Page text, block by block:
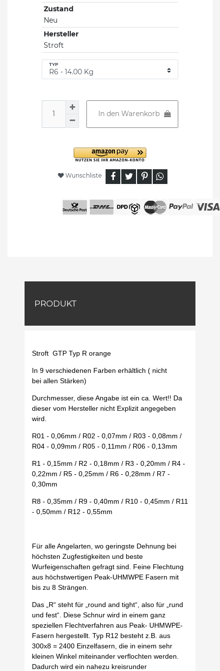
Zustand
Neu
Hersteller
Stroft
TYP
In den Warenkorb
Wunschliste
PRODUKT
Stroft GTP Typ R orange
In 9 verschiedenen Farben erhältlich ( nicht
bei allen Stärken)
Durchmesser, diese Angabe ist ein ca. Wert!! Da
dieser vom Hersteller nicht Explizit angegeben
wird.
R01 - 0,06mm / R02 - 0,07mm / R03 - 0,08mm /
R04 - 0,09mm / R05 - 0,11mm / R06 - 0,13mm
R1 - 0,15mm / R2 - 0,18mm / R3 - 0,20mm / R4 -
0,22mm / R5 - 0,25mm / R6 - 0,28mm / R7 -
0,30mm
R8 - 0,35mm / R9 - 0,40mm / R10 - 0,45mm / R11
- 0,50mm / R12 - 0,55mm
Für alle Angelarten, wo geringste Dehnung bei
höchsten Zugfestigkeiten und beste
Wurfeigenschaften gefragt sind. Feine Flechtung
aus höchstwertigen Peak-UHMWPE Fasern mit
bis zu 8 Strängen.
Das „R“ steht für „round and tight“, also für „rund
und fest“. Diese Schnur wird in einem ganz
speziellen Flechtverfahren aus Peak- UHMWPE-
Fasern hergestellt. Typ R12 besteht z.B. aus
300x8 = 2400 Einzelfasern, die in einem sehr
kleinen Winkel miteinander verflochten werden.
Dadurch wird ein nahezu kreisrunder